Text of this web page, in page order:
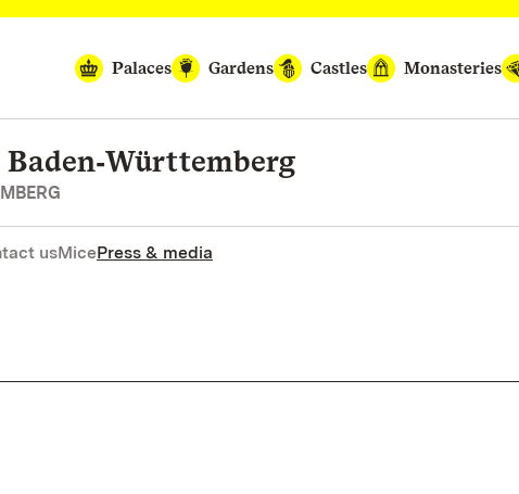
Palaces
Gardens Castles Monasteries
usMicePress & media